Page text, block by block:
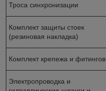
Троса синхронизации
Комплект защиты стоек
(резиновая накладка)
Комплект крепежа и фитингов
Электропроводка и